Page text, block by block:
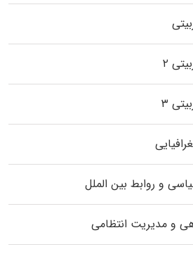
۲
۳
و روابط بین الملل
و مدیریت انتظامی